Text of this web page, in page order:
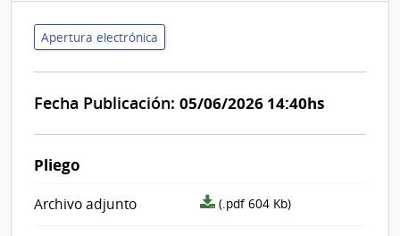
Apertura electrónica
Fecha Publicación: 05/06/2026 14:40hs
Pliego
Archivo adjunto
archivo
(.pdf 604 Kb)